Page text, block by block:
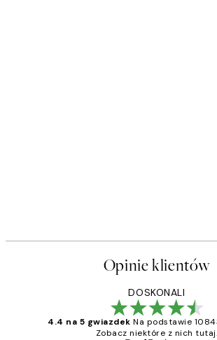
Opinie klientów
DOSKONALI
4.4 na 5 gwiazdek Na podstawie
Zobacz niektóre z nich tutaj.